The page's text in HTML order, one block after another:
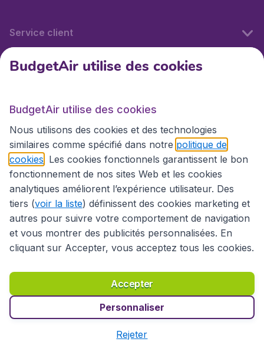
Service client
BudgetAir.fr
Sites internationaux
Déclaration d’accessibilité
Conditions générales
Déclaration de confidentialité
Droits d’auteur © 2026
BudgetAir utilise des cookies
BudgetAir utilise des cookies
Nous utilisons des cookies et des technologies
similaires comme spécifié dans notre politique de
cookies . Les cookies fonctionnels garantissent le bon
fonctionnement de nos sites Web et les cookies
analytiques améliorent l’expérience utilisateur. Des
tiers (voir la liste) définissent des cookies marketing et
autres pour suivre votre comportement de navigation
et vous montrer des publicités personnalisées. En
cliquant sur Accepter, vous acceptez tous les cookies.
Accepter
Personnaliser
Rejeter